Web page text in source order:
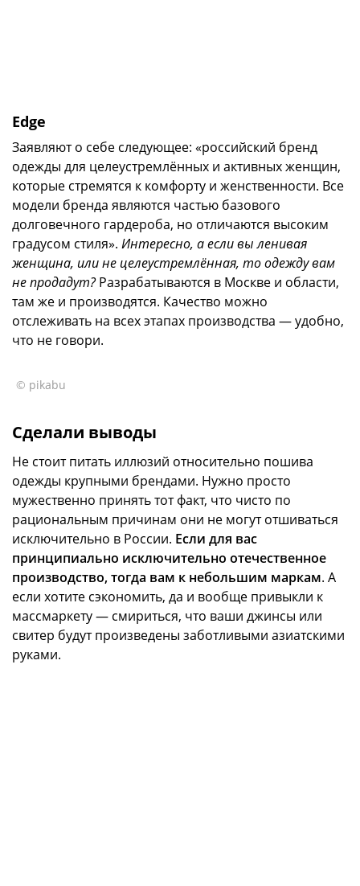
Edge
Заявляют о себе следующее: «российский бренд
одежды для целеустремлённых и активных женщин,
которые стремятся к комфорту и женственности. Все
модели бренда являются частью базового
долговечного гардероба, но отличаются высоким
градусом стиля». Интересно, а если вы ленивая
женщина, или не целеустремлённая, то одежду вам
не продадут?Разрабатываются в Москве и области,
там же и производятся. Качество можно
отслеживать на всех этапах производства — удобно,
что не говори.
© pikabu
Сделали выводы
Не стоит питать иллюзий относительно пошива
одежды крупными брендами. Нужно просто
мужественно принять тот факт, что чисто по
рациональным причинам они не могут отшиваться
исключительно в России. Если для вас
принципиально исключительно отечественное
производство, тогда вам к небольшим маркам. А
если хотите сэкономить, да и вообще привыкли к
массмаркету — смириться, что ваши джинсы или
свитер будут произведены заботливыми азиатскими
руками.